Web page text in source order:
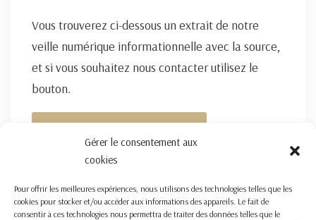
Gérer le consentement aux
cookies
Pour offrir les meilleures expériences, nous utilisons des technologies telles que les
cookies pour stocker et/ou accéder aux informations des appareils. Le fait de
consentir à ces technologies nous permettra de traiter des données telles que le
Vous trouverez ci-dessous un extrait de notre
veille numérique informationnelle avec la source,
et si vous souhaitez nous contacter utilisez le
bouton.